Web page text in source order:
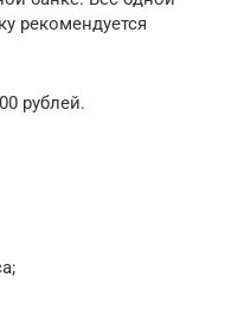
рекомендуется
рублей.